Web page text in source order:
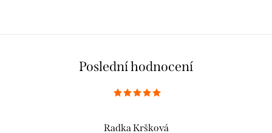
Poslední hodnocení
Radka Kršková